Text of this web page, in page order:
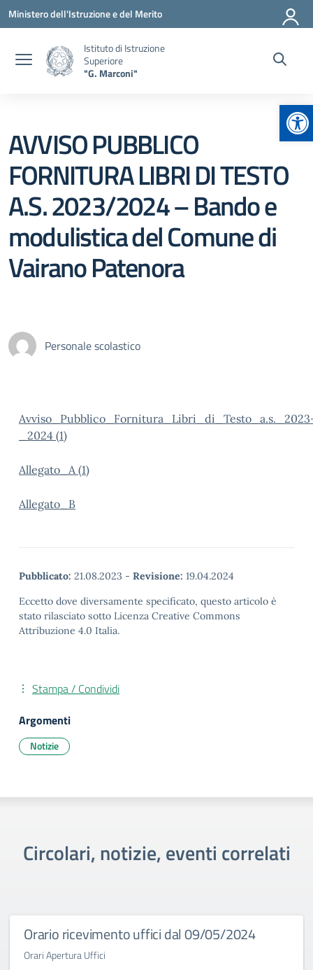
Vai ai contenuti
Vai al menu di navigazione
Vai al footer
Ministero dell'Istruzione e del Merito
Istituto di Istruzione
Superiore
"G. Marconi"
AVVISO PUBBLICO
FORNITURA LIBRI DI TESTO
A.S. 2023/2024 – Bando e
modulistica del Comune di
Vairano Patenora
Personale scolastico
_2024 (1)
Allegato_A (1)
Allegato_B
Pubblicato: 21.08.2023 - Revisione: 19.04.2024
Eccetto dove diversamente specificato, questo articolo è
stato rilasciato sotto Licenza Creative Commons
Attribuzione 4.0 Italia.
Stampa / Condividi
Argomenti
Notizie
Circolari, notizie, eventi correlati
Orario ricevimento uffici dal 09/05/2024
Orari Apertura Uffici